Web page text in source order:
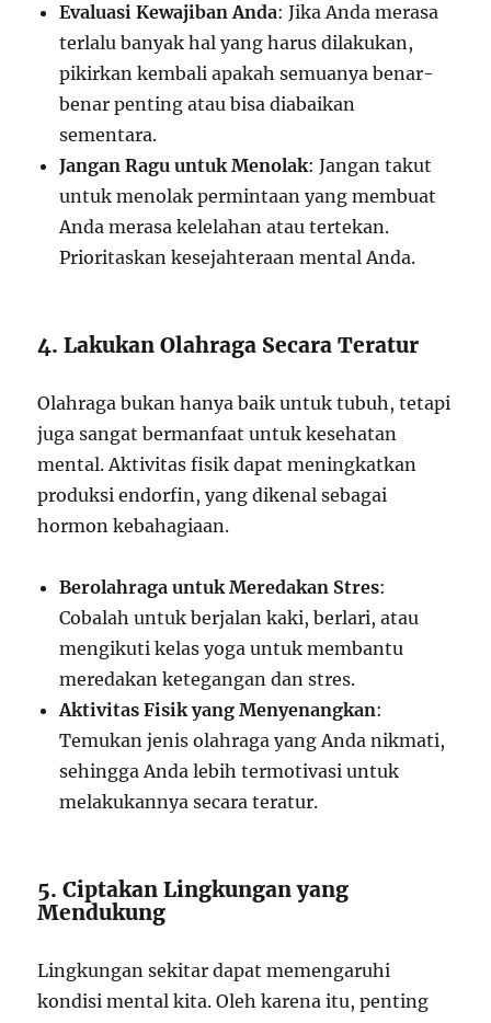
Evaluasi Kewajiban Anda: Jika Anda merasa
terlalu banyak hal yang harus dilakukan,
pikirkan kembali apakah semuanya benar-
benar penting atau bisa diabaikan
sementara.
Jangan Ragu untuk Menolak: Jangan takut
untuk menolak permintaan yang membuat
Anda merasa kelelahan atau tertekan.
Prioritaskan kesejahteraan mental Anda.
4. Lakukan Olahraga Secara Teratur
Olahraga bukan hanya baik untuk tubuh, tetapi
juga sangat bermanfaat untuk kesehatan
mental. Aktivitas fisik dapat meningkatkan
produksi endorfin, yang dikenal sebagai
hormon kebahagiaan.
Berolahraga untuk Meredakan Stres:
Cobalah untuk berjalan kaki, berlari, atau
mengikuti kelas yoga untuk membantu
meredakan ketegangan dan stres.
Aktivitas Fisik yang Menyenangkan:
Temukan jenis olahraga yang Anda nikmati,
sehingga Anda lebih termotivasi untuk
melakukannya secara teratur.
5. Ciptakan Lingkungan yang
Mendukung
Lingkungan sekitar dapat memengaruhi
kondisi mental kita. Oleh karena itu, penting